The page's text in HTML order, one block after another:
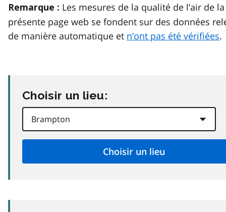
Remarque : Les mesures de la qualité de l’air de la
présente page web se fondent sur des données
de manière automatique et n’ont pas été vérifiées.
Choisir un lieu: